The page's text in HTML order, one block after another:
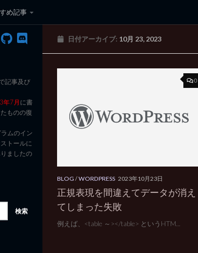
め記事
ュータ日記 3rd Edition
日付アーカイブ: 10月 23, 2023
0
BLOG /WORDPRESS 2023年10月23日
正規表現を間違えてデータが消え
てしまった失敗
例えば、<table ～></table> というHTM...
記事及び
年7月に書
ものの復
ムのイン
トールに
ましたの